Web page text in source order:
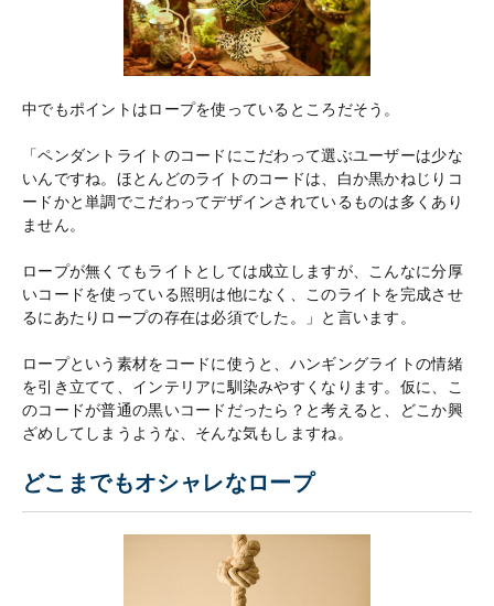
中でもポイントはロープを使っているところだそう。
「ペンダントライトのコードにこだわって選ぶユーザーは少な
いんですね。ほとんどのライトのコードは、白か黒かねじりコ
ードかと単調でこだわってデザインされているものは多くあり
ません。
ロープが無くてもライトとしては成立しますが、こんなに分厚
いコードを使っている照明は他になく、このライトを完成させ
るにあたりロープの存在は必須でした。」と言います。
ロープという素材をコードに使うと、ハンギングライトの情緒
を引き立てて、インテリアに馴染みやすくなります。仮に、こ
のコードが普通の黒いコードだったら？と考えると、どこか興
ざめしてしまうような、そんな気もしますね。
どこまでもオシャレなロープ